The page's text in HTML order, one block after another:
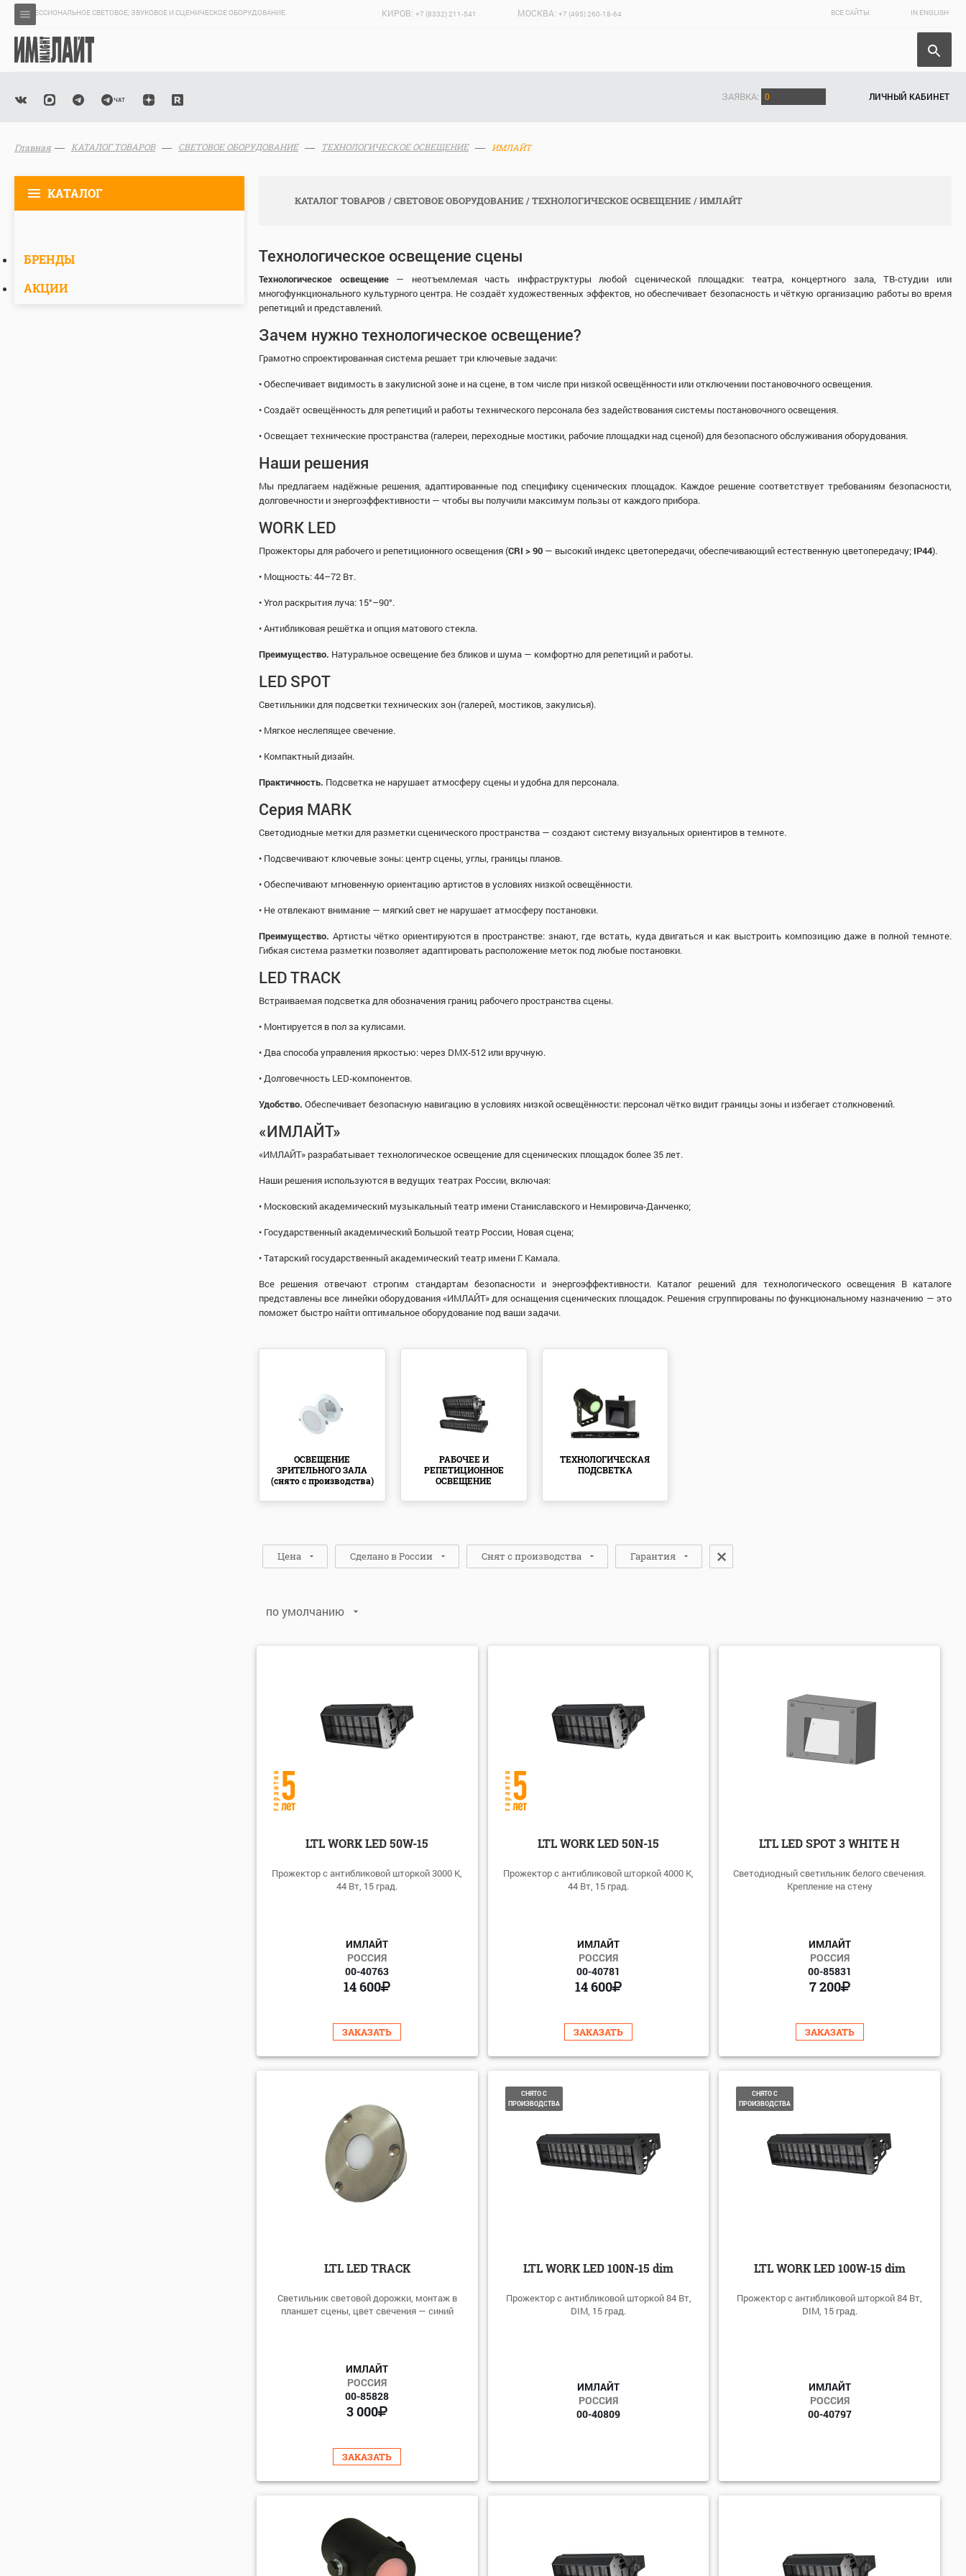
ПРОФЕССИОНАЛЬНОЕ СВЕТОВОЕ, ЗВУКОВОЕ И СЦЕНИЧЕСКОЕ ОБОРУДОВАНИЕ. КИРОВ: +7 (8332) 211-541 МОСКВА: +7 (495) 260-18-64 ВСЕ САЙТЫ IN ENGLISH
ЗАЯВКА: 0 ЛИЧНЫЙ КАБИНЕТ
Главная КАТАЛОГ ТОВАРОВ СВЕТОВОЕ ОБОРУДОВАНИЕ ТЕХНОЛОГИЧЕСКОЕ ОСВЕЩЕНИЕ ИМЛАЙТ
КАТАЛОГ
БРЕНДЫ
АКЦИИ
КАТАЛОГ ТОВАРОВ СВЕТОВОЕ ОБОРУДОВАНИЕ ТЕХНОЛОГИЧЕСКОЕ ОСВЕЩЕНИЕ ИМЛАЙТ
Технологическое освещение сцены
Технологическое освещение— неотъемлемая часть инфраструктуры любой сценической площадки: театра, концертного зала, ТВ-студии или
многофункционального культурного центра. Не создаёт художественных эффектов, но обеспечивает безопасность и чёткую организацию работы во время
репетиций и представлений.
Зачем нужно технологическое освещение?
Грамотно спроектированная система решает три ключевые задачи:
• Обеспечивает видимость в закулисной зоне и на сцене, в том числе при низкой освещённости или отключении постановочного освещения.
• Создаёт освещённость для репетиций и работы технического персонала без задействования системы постановочного освещения.
• Освещает технические пространства (галереи, переходные мостики, рабочие площадки над сценой) для безопасного обслуживания оборудования.
Наши решения
Мы предлагаем надёжные решения, адаптированные под специфику сценических площадок. Каждое решение соответствует требованиям безопасности,
долговечности и энергоэффективности — чтобы вы получили максимум пользы от каждого прибора.
WORK LED
Прожекторы для рабочего и репетиционного освещения (CRI > 90 — высокий индекс цветопередачи, обеспечивающий естественную цветопередачу; IP44).
• Мощность: 44–72 Вт.
• Угол раскрытия луча: 15°–90°.
• Антибликовая решётка и опция матового стекла.
Преимущество. Натуральное освещение без бликов и шума — комфортно для репетиций и работы.
LED SPOT
Светильники для подсветки технических зон (галерей, мостиков, закулисья).
• Мягкое неслепящее свечение.
• Компактный дизайн.
Практичность. Подсветка не нарушает атмосферу сцены и удобна для персонала.
Серия MARK
Светодиодные метки для разметки сценического пространства — создают систему визуальных ориентиров в темноте.
• Подсвечивают ключевые зоны: центр сцены, углы, границы планов.
• Обеспечивают мгновенную ориентацию артистов в условиях низкой освещённости.
• Не отвлекают внимание — мягкий свет не нарушает атмосферу постановки.
Преимущество. Артисты чётко ориентируются в пространстве: знают, где встать, куда двигаться и как выстроить композицию даже в полной темноте.
Гибкая система разметки позволяет адаптировать расположение меток под любые постановки.
LED TRACK
Встраиваемая подсветка для обозначения границ рабочего пространства сцены.
• Монтируется в пол за кулисами.
• Два способа управления яркостью: через DMX‑512 или вручную.
• Долговечность LED‑компонентов.
Удобство. Обеспечивает безопасную навигацию в условиях низкой освещённости: персонал чётко видит границы зоны и избегает столкновений.
«ИМЛАЙТ»
«ИМЛАЙТ» разрабатывает технологическое освещение для сценических площадок более 35 лет.
Наши решения используются в ведущих театрах России, включая:
• Московский академический музыкальный театр имени Станиславского и Немировича‑Данченко;
• Государственный академический Большой театр России, Новая сцена;
• Татарский государственный академический театр имени Г. Камала.
Все решения отвечают строгим стандартам безопасности и энергоэффективности. Каталог решений для технологического освещения В каталоге
представлены все линейки оборудования «ИМЛАЙТ» для оснащения сценических площадок. Решения сгруппированы по функциональному назначению — это
поможет быстро найти оптимальное оборудование под ваши задачи.
ОСВЕЩЕНИЕ
ЗРИТЕЛЬНОГО ЗАЛА
(снято с производства)
РАБОЧЕЕ И
РЕПЕТИЦИОННОЕ
ОСВЕЩЕНИЕ
ТЕХНОЛОГИЧЕСКАЯ
ПОДСВЕТКА
Цена Сделано в России Снят с производства Гарантия
по умолчанию
по цене: убыванию
по цене: возрастанию
LTL WORK LED 50W-15
Прожектор с антибликовой шторкой 3000 K,
44 Вт, 15 град.
ИМЛАЙТ
РОССИЯ
00-40763
14 600
ЗАКАЗАТЬ
LTL WORK LED 50N-15
Прожектор с антибликовой шторкой 4000 К,
44 Вт, 15 град.
ИМЛАЙТ
РОССИЯ
00-40781
14 600
ЗАКАЗАТЬ
LTL LED SPOT 3 WHITE Н
Светодиодный светильник белого свечения.
Крепление на стену
ИМЛАЙТ
РОССИЯ
00-85831
7 200
ЗАКАЗАТЬ
LTL LED TRACK
Светильник световой дорожки, монтаж в
планшет сцены, цвет свечения — синий
ИМЛАЙТ
РОССИЯ
00-85828
3 000
ЗАКАЗАТЬ
СНЯТО С
ПРОИЗВОДСТВА
LTL WORK LED 100N-15 dim
Прожектор с антибликовой шторкой 84 Вт,
DIM, 15 град.
ИМЛАЙТ
РОССИЯ
00-40809
СНЯТО С
ПРОИЗВОДСТВА
LTL WORK LED 100W-15 dim
Прожектор с антибликовой шторкой 84 Вт,
DIM, 15 град.
ИМЛАЙТ
РОССИЯ
00-40797